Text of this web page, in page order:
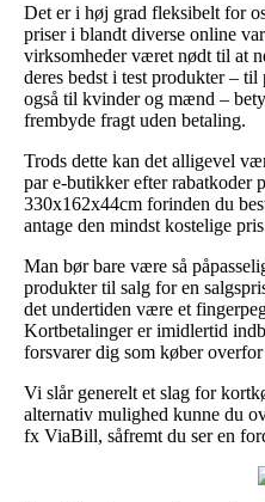
Det er i høj grad fleksibelt for
priser i blandt diverse online
virksomheder været nødt til at
deres bedst i test produkter –
også til kvinder og mænd –
frembyde fragt uden betaling.
Trods dette kan det alligevel
par e-butikker efter rabatkoder
330x162x44cm forinden du
antage den mindst kostelige
Man bør bare være så
produkter til salg for en
det undertiden være et
Kortbetalinger er imidlertid
forsvarer dig som køber
Vi slår generelt et slag for
alternativ mulighed kunne du
fx ViaBill, såfremt du ser en